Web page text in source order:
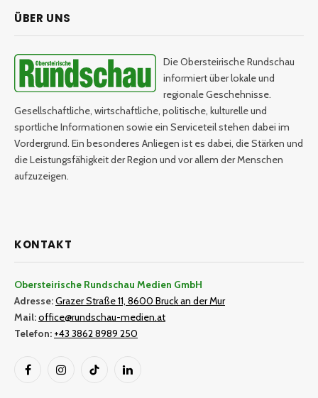
ÜBER UNS
Die Obersteirische Rundschau
informiert über lokale und
regionale Geschehnisse.
Gesellschaftliche, wirtschaftliche, politische, kulturelle und
sportliche Informationen sowie ein Serviceteil stehen dabei im
Vordergrund. Ein besonderes Anliegen ist es dabei, die Stärken und
die Leistungsfähigkeit der Region und vor allem der Menschen
aufzuzeigen.
KONTAKT
Obersteirische Rundschau Medien GmbH
Adresse:Grazer Straße 11, 8600 Bruck an der Mur
Mail:office@rundschau-medien.at
Telefon: +43 3862 8989 250
FacebookInstagramTikTok LinkedIn